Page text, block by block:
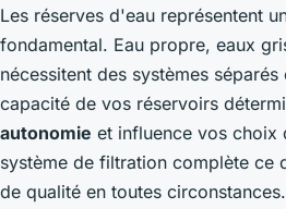
Les réserves d'eau représentent
fondamental. Eau propre, eaux
nécessitent des systèmes séparés
capacité de vos réservoirs
autonomie et influence vos choix
système de filtration complète ce
de qualité en toutes circonstances.